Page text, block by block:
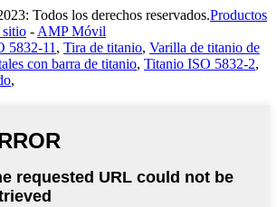
Todos los derechos reservados.Productos
sitio - AMP Móvil
5832-11 , Tira de titanio, Varilla de titanio de
con barra de titanio, Titanio ISO 5832-2,
,